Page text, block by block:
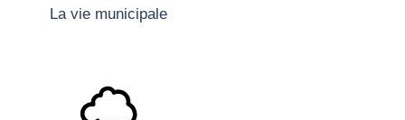
La vie municipale